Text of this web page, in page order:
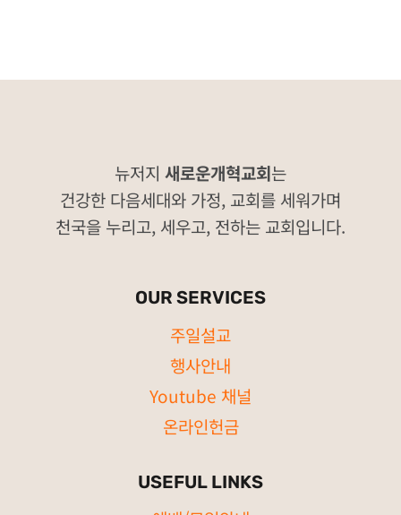
뉴저지 새로운개혁교회는
건강한 다음세대와 가정, 교회를 세워가며
천국을 누리고, 세우고, 전하는 교회입니다.
OUR SERVICES
주일설교
행사안내
Youtube 채널
온라인헌금
USEFUL LINKS